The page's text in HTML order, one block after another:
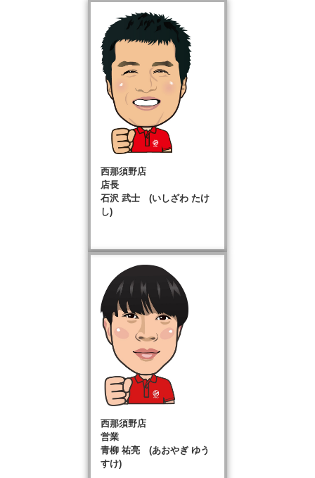
西那須野店
店長
石沢 武士 (いしざわ たけ
し)
西那須野店
営業
青柳 祐亮 (あおやぎ ゆう
すけ)